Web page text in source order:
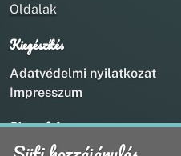
Oldalak
Kiegészítés
Adatvédelmi nyilatkozat
Impresszum
Kapcsolat